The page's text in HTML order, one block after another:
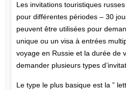
Les invitations touristiques
pour différentes périodes – 30
peuvent être utilisées pour
unique ou un visa à entrées
voyage en Russie et la durée de
demander plusieurs types
Le type le plus basique est la ”